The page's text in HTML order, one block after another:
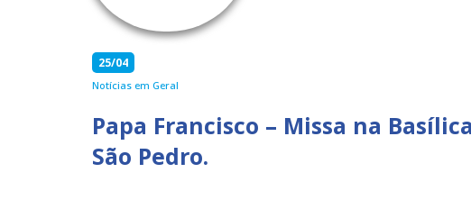
25/04
Notícias em Geral
Papa Francisco – Missa na
São Pedro.